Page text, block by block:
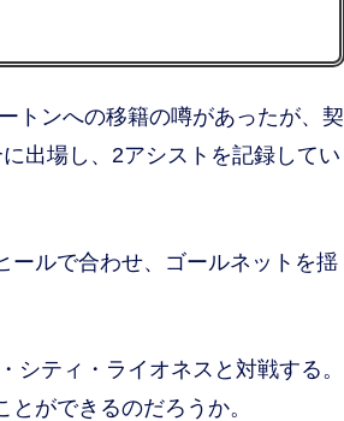
トンへの移籍の噂があったが、契
出場し、2アシストを記録してい
ルで合わせ、ゴールネットを揺
ティ・ライオネスと対戦する。
とができるのだろうか。